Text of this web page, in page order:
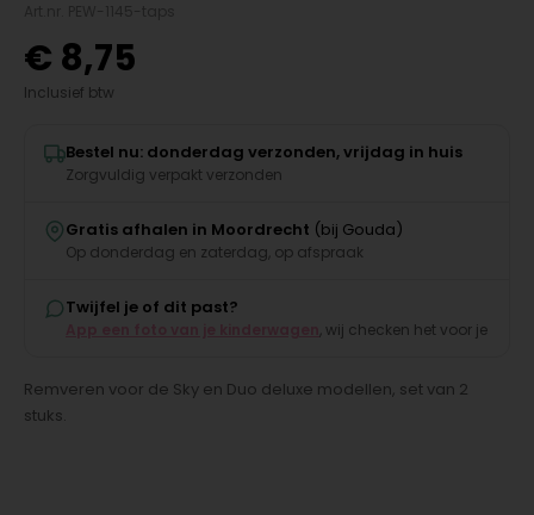
€ 8,75
Inclusief btw
Bestel nu: donderdag verzonden, vrijdag in huis
Zorgvuldig verpakt verzonden
Gratis afhalen in Moordrecht (bij Gouda)
Op donderdag en zaterdag, op afspraak
Twijfel je of dit past?
, wij checken het voor je
Remveren voor de Sky en Duo deluxe modellen, set van 2
stuks.